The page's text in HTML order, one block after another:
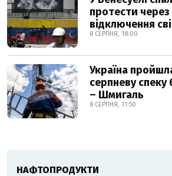
протести
відключення
8 СЕРПНЯ, 18:00
Україна
серпневу спеку
– Шмигаль
8 СЕРПНЯ, 11:50
НАФТОПРОДУКТИ